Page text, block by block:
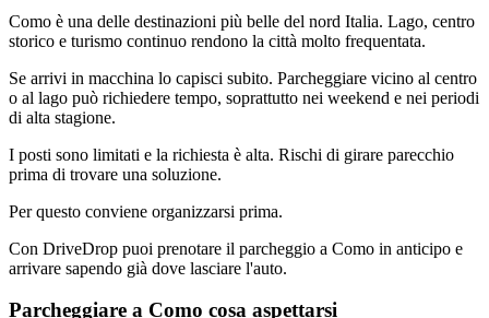
Como è una delle destinazioni più belle del nord Italia. Lago, centro
storico e turismo continuo rendono la città molto frequentata.
Se arrivi in macchina lo capisci subito. Parcheggiare vicino al centro
o al lago può richiedere tempo, soprattutto nei weekend e nei periodi
di alta stagione.
I posti sono limitati e la richiesta è alta. Rischi di girare parecchio
prima di trovare una soluzione.
Per questo conviene organizzarsi prima.
Con DriveDrop puoi prenotare il parcheggio a Como in anticipo e
arrivare sapendo già dove lasciare l'auto.
Parcheggiare a Como cosa aspettarsi